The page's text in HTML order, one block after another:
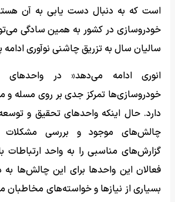
است که به دنبال دست یابی به آن
خودروسازی در کشور به همین سادگی
سالیان سال به تزریق چاشنی نوآوری ادامه
انوری ادامه می‌دهد« در
خودروسازی‌ها تمرکز جدی بر روی مسله
دارد. حال اینکه واحدهای تحقیق و
چالش‌های موجود و بررسی مشکلات
گزارش‌های مناسبی را به واحد ارتباطات
فعالان این واحدها برای این چالش‌ها به
بسیاری از نیازها و خواسته‌های مخاطبان